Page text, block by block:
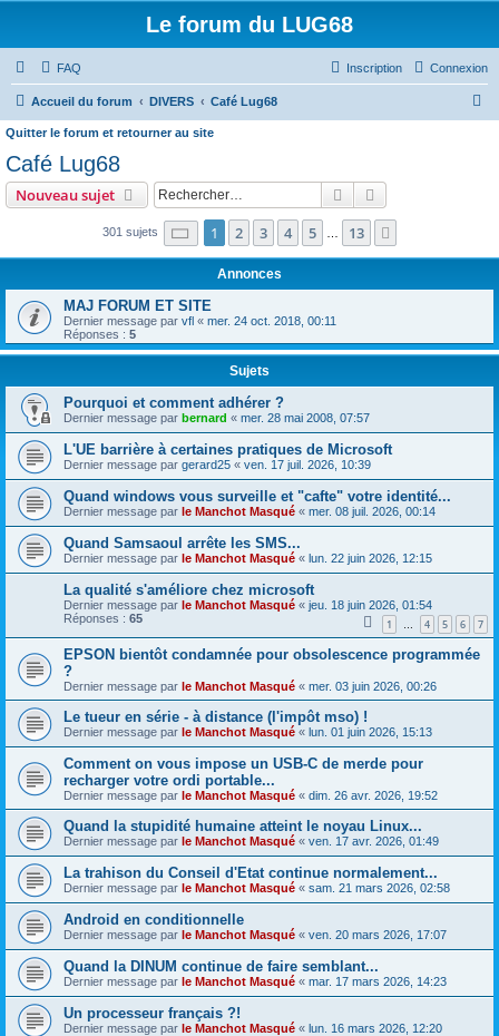
Le forum du LUG68
FAQ Connexion
Inscription
Accueil du forum DIVERS Café Lug68
c
h
r
Quitter le forum et retourner au site
Café Lug68
Nouveau sujet Rechercher
301 sujets Page 1sur13
1 2 3 4 5 13
Annonces
MAJ FORUM ET SITE
Dernier message par vfl « mer. 24 oct. 2018, 00:11
Réponses : 5
Sujets
Pourquoi et comment adhérer ?
Dernier message par bernard « mer. 28 mai 2008, 07:57
L'UE barrière à certaines pratiques de Microsoft
Dernier message par gerard25 « ven. 17 juil. 2026, 10:39
Quand windows vous surveille et "cafte" votre identité...
Dernier message par le Manchot Masqué « mer. 08 juil. 2026, 00:14
Quand Samsaoul arrête les SMS...
Dernier message par le Manchot Masqué « lun. 22 juin 2026, 12:15
La qualité s'améliore chez microsoft
Dernier message par le Manchot Masqué « jeu. 18 juin 2026, 01:54
Réponses : 65 1 … 4 5 6 7
EPSON bientôt condamnée pour obsolescence programmée
?
Dernier message par le Manchot Masqué « mer. 03 juin 2026, 00:26
Le tueur en série - à distance (l'impôt mso) !
Dernier message par le Manchot Masqué « lun. 01 juin 2026, 15:13
Comment on vous impose un USB-C de merde pour
recharger votre ordi portable...
Dernier message par le Manchot Masqué « dim. 26 avr. 2026, 19:52
Quand la stupidité humaine atteint le noyau Linux...
Dernier message par le Manchot Masqué « ven. 17 avr. 2026, 01:49
La trahison du Conseil d'Etat continue normalement...
Dernier message par le Manchot Masqué « sam. 21 mars 2026, 02:58
Android en conditionnelle
Dernier message par le Manchot Masqué « ven. 20 mars 2026, 17:07
Quand la DINUM continue de faire semblant...
Dernier message par le Manchot Masqué « mar. 17 mars 2026, 14:23
Un processeur français ?!
Dernier message par le Manchot Masqué « lun. 16 mars 2026, 12:20